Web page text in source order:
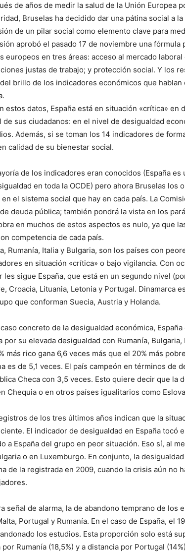
de años de medir la salud de la Unión Europea
Bruselas ha decidido dar una pátina social a
de un pilar social como elemento clave para
aprobó el pasado 17 de noviembre una fórmula
europeos en tres áreas: acceso al mercado
justas de trabajo; y protección social. Y los
brillo de los indicadores económicos que
estos datos, España está en situación «crítica» en
de sus ciudadanos: en el nivel de desigualdad
Además, si se toman los 14 indicadores de
calidad de su bienestar social.
de los indicadores eran conocidos (España
en toda la OCDE) pero ahora Bruselas los
el sistema social que hay en cada país. La
deuda pública; también pondrá la vista en los
en muchos de estos aspectos es nulo, ya que
competencia de cada país.
Rumanía, Italia y Bulgaria, son los países con
en situación «crítica» o bajo vigilancia. Con
les sigue España, que está en un segundo nivel
Croacia, Lituania, Letonia y Portugal. Dinamarca
que conforman Suecia, Austria y Holanda.
concreto de la desigualdad económica,
por su elevada desigualdad con Rumanía, Bulgaria,
más rico gana 6,6 veces más que el 20% más
es de 5,1 veces. El país campeón en términos de
Checa con 3,5 veces. Esto quiere decir que la
Chequia o en otros países igualitarios como
de los tres últimos años indican que la
El indicador de desigualdad en España tocó
a España del grupo en peor situación. Eso sí, al
o en Luxemburgo. En conjunto, la
de la registrada en 2009, cuando la crisis aún no
señal de alarma, la de abandono temprano de los
Portugal y Rumanía. En el caso de España, el
los estudios. Esta proporción solo está
por Rumanía (18,5%) y a distancia por Portugal